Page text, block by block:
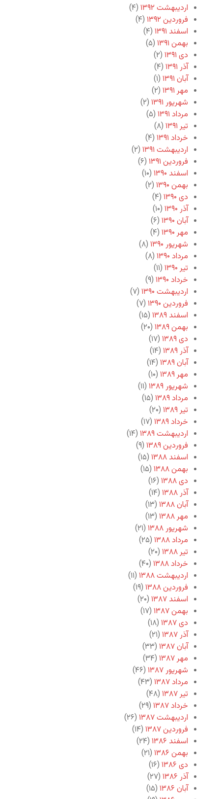
اردیبهشت ۱۳۹۲
(۴)
فروردین ۱۳۹۲
(۴)
اسفند ۱۳۹۱
(۴)
بهمن ۱۳۹۱
(۵)
دی ۱۳۹۱
(۲)
آذر ۱۳۹۱
(۴)
آبان ۱۳۹۱
(۱)
مهر ۱۳۹۱
(۲)
شهریور ۱۳۹۱
(۲)
مرداد ۱۳۹۱
(۵)
تیر ۱۳۹۱
(۸)
خرداد ۱۳۹۱
(۴)
اردیبهشت ۱۳۹۱
(۲)
فروردین ۱۳۹۱
(۶)
اسفند ۱۳۹۰
(۱۰)
بهمن ۱۳۹۰
(۲)
دی ۱۳۹۰
(۴)
آذر ۱۳۹۰
(۱۰)
آبان ۱۳۹۰
(۶)
مهر ۱۳۹۰
(۴)
شهریور ۱۳۹۰
(۸)
مرداد ۱۳۹۰
(۸)
تیر ۱۳۹۰
(۱۱)
خرداد ۱۳۹۰
(۹)
اردیبهشت ۱۳۹۰
(۷)
فروردین ۱۳۹۰
(۷)
اسفند ۱۳۸۹
(۱۵)
بهمن ۱۳۸۹
(۲۰)
دی ۱۳۸۹
(۱۷)
آذر ۱۳۸۹
(۱۴)
آبان ۱۳۸۹
(۱۴)
مهر ۱۳۸۹
(۱۰)
شهریور ۱۳۸۹
(۱۱)
مرداد ۱۳۸۹
(۱۵)
تیر ۱۳۸۹
(۲۰)
خرداد ۱۳۸۹
(۱۷)
اردیبهشت ۱۳۸۹
(۱۴)
فروردین ۱۳۸۹
(۹)
اسفند ۱۳۸۸
(۱۵)
بهمن ۱۳۸۸
(۱۵)
دی ۱۳۸۸
(۱۶)
آذر ۱۳۸۸
(۱۴)
آبان ۱۳۸۸
(۱۳)
مهر ۱۳۸۸
(۱۳)
شهریور ۱۳۸۸
(۲۱)
مرداد ۱۳۸۸
(۲۵)
تیر ۱۳۸۸
(۲۰)
خرداد ۱۳۸۸
(۴۰)
اردیبهشت ۱۳۸۸
(۱۱)
فروردین ۱۳۸۸
(۱۹)
اسفند ۱۳۸۷
(۲۰)
بهمن ۱۳۸۷
(۱۷)
دی ۱۳۸۷
(۱۸)
آذر ۱۳۸۷
(۲۱)
آبان ۱۳۸۷
(۳۳)
مهر ۱۳۸۷
(۳۴)
شهریور ۱۳۸۷
(۴۶)
مرداد ۱۳۸۷
(۴۳)
تیر ۱۳۸۷
(۴۸)
خرداد ۱۳۸۷
(۲۹)
اردیبهشت ۱۳۸۷
(۲۶)
فروردین ۱۳۸۷
(۱۴)
اسفند ۱۳۸۶
(۲۴)
بهمن ۱۳۸۶
(۲۱)
دی ۱۳۸۶
(۱۶)
آذر ۱۳۸۶
(۲۷)
آبان ۱۳۸۶
(۱۵)